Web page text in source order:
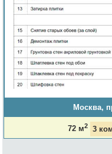
Москва,
72 м2 3